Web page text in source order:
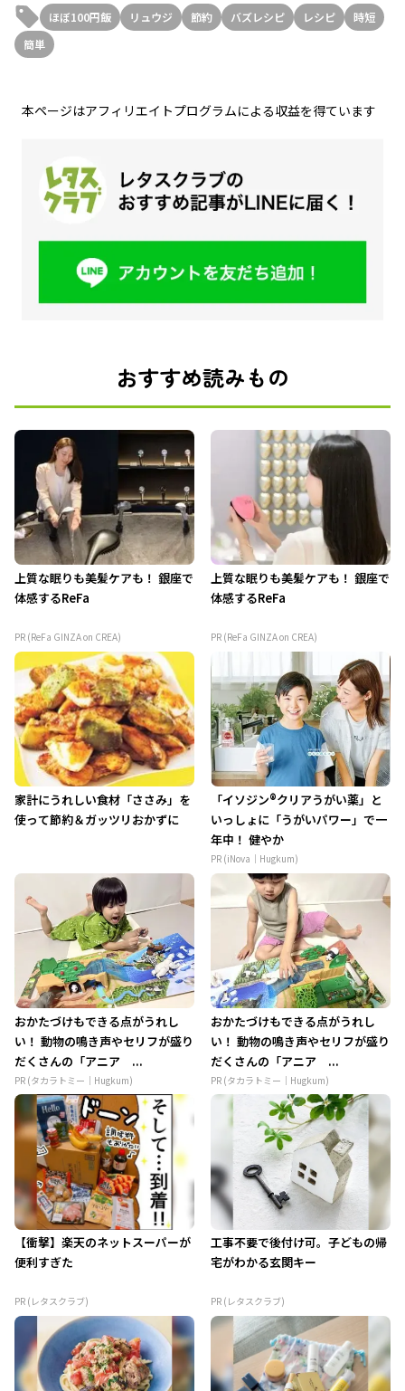
ほぼ100円飯 リュウジ 節約 バズレシピ レシピ
時短
簡単
本ページはアフィリエイトプログラムによる収益を得ています
おすすめ読みもの
上質な眠りも美髪ケアも！ 銀座で
体感するReFa
PR (ReFa GINZA on CREA)
上質な眠りも美髪ケアも！ 銀座で
体感するReFa
PR (ReFa GINZA on CREA)
家計にうれしい食材「ささみ」を
使って節約＆ガッツリおかずに
「イソジン®クリアうがい薬」と
いっしょに「うがいパワー」で一
年中！ 健やか
PR (iNova｜Hugkum)
おかたづけもできる点がうれし
い！ 動物の鳴き声やセリフが盛り
だくさんの「アニア ...
PR (タカラトミー｜Hugkum)
おかたづけもできる点がうれし
い！ 動物の鳴き声やセリフが盛り
だくさんの「アニア ...
PR (タカラトミー｜Hugkum)
【衝撃】楽天のネットスーパーが
便利すぎた
PR (レタスクラブ)
工事不要で後付け可。子どもの帰
宅がわかる玄関キー
PR (レタスクラブ)